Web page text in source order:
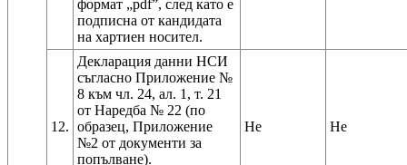
формат „pdf”, след като е
подписна от кандидата
на хартиен носител.
12.
Декларация данни НСИ
съгласно Приложение №
8 към чл. 24, ал. 1, т. 21
от Наредба № 22 (по
образец, Приложение
№2 от документи за
попълване).
Не Не